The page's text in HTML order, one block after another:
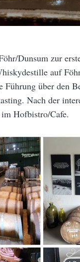
Dunsum zur
auf
Führung über den
Nach der
Hofbistro/Cafe.